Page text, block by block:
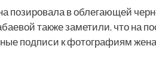
позировала в облегающей
также заметили, что на
подписи к фотографиям